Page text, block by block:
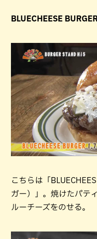
BLUECHEESE
こちらは「
ガー）」。焼けたパテ
ルーチーズをのせる。